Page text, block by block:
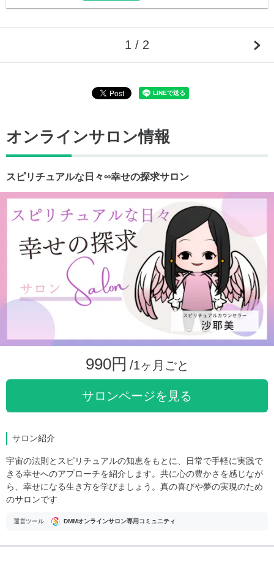
1 / 2
オンラインサロン情報
スピリチュアルな日々∞幸せの探求サロン
990円 /1ヶ月ごと
サロンページを見る
サロン紹介
宇宙の法則とスピリチュアルの知恵をもとに、日常で手軽に実践で
きる幸せへのアプローチを紹介します。共に心の豊かさを感じなが
ら、幸せになる生き方を学びましょう。真の喜びや夢の実現のため
のサロンです
運営ツール DMMオンラインサロン専用コミュニティ